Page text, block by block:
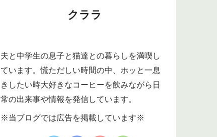
クララ
夫と中学生の息子と猫達との暮らしを満喫し
ています。慌ただしい時間の中、ホッと一息
きしたい時大好きなコーヒーを飲みながら日
常の出来事や情報を発信しています。
※当ブログでは広告を掲載しています※